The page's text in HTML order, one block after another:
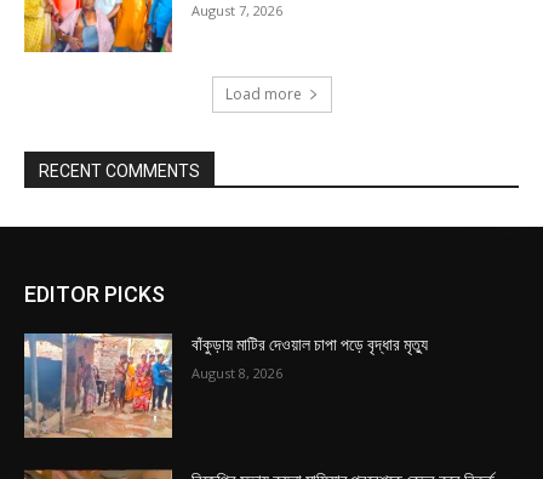
August 7, 2026
Load more
RECENT COMMENTS
EDITOR PICKS
বাঁকুড়ায় মাটির দেওয়াল চাপা পড়ে বৃদ্ধার মৃত্যু
August 8, 2026